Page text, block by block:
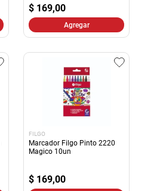
$ 169,00
Agregar
FILGO
Marcador Filgo Pinto 2220
Magico 10un
$ 169,00